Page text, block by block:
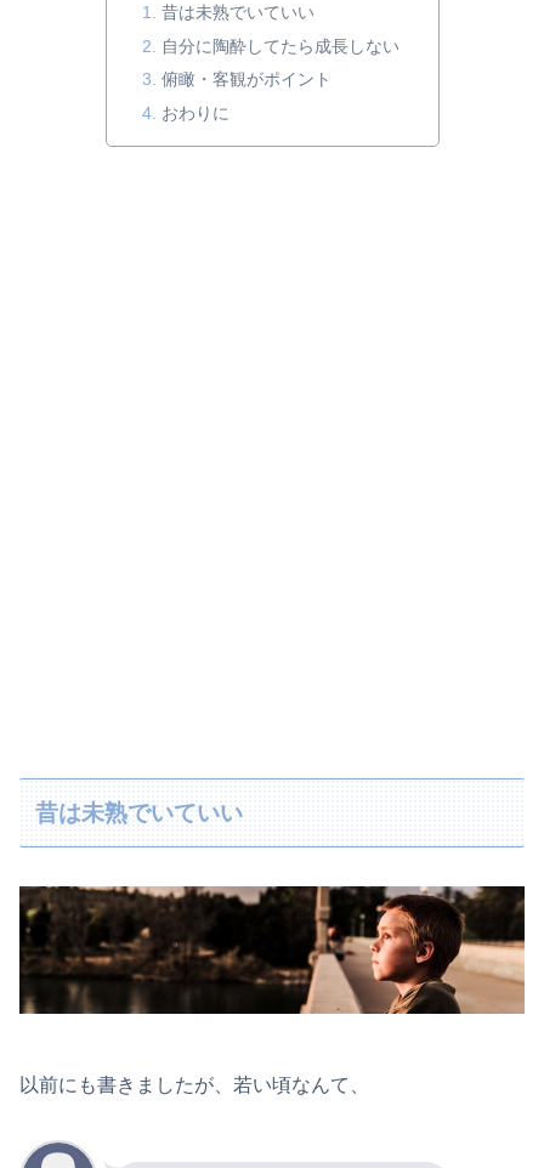
昔は未熟でいていい
自分に陶酔してたら成長しない
俯瞰・客観がポイント
おわりに
昔は未熟でいていい
以前にも書きましたが、若い頃なんて、